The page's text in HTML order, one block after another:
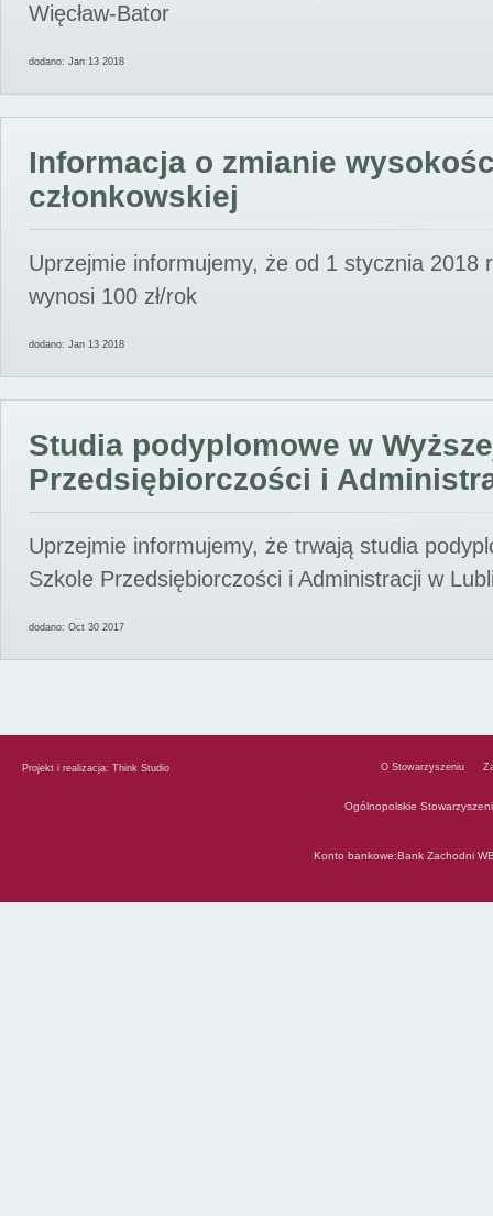
Więcław-Bator
dodano: Jan 13 2018
Informacja o zmianie
członkowskiej
Uprzejmie informujemy, że od 1 stycznia 2018
wynosi 100 zł/rok
dodano: Jan 13 2018
Studia podyplomowe w
Przedsiębiorczości i
Uprzejmie informujemy, że trwają studia
Szkole Przedsiębiorczości i Administracji w
dodano: Oct 30 2017
Projekt i realizacja: Think Studio O Stowarzyszeniu
Ogólnopolskie
Konto bankowe:Bank Zachodni